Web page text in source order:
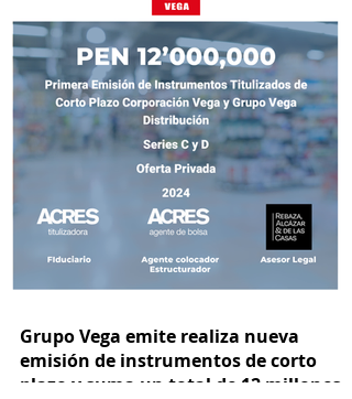
Grupo Vega emite realiza nueva
emisión de instrumentos de corto
plazo y suma un total de 12 millones